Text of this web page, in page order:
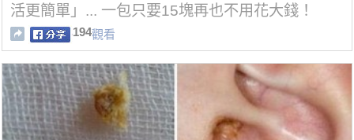
活更簡單」... 一包只要15塊再也不用花大錢！
194觀看